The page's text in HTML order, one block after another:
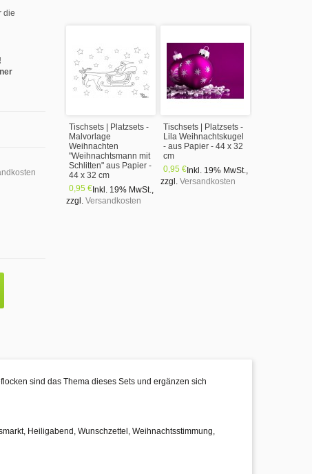
Tischsets | Platzsets -
Malvorlage
Weihnachten
"Weihnachtsmann mit
Schlitten" aus Papier -
44 x 32 cm
0,95 € Inkl. 19% MwSt.,
zzgl. Versandkosten
Tischsets | Platzsets -
Lila Weihnachtskugel
- aus Papier - 44 x 32
cm
0,95 € Inkl. 19% MwSt.,
zzgl. Versandkosten
die
sind das Thema dieses Sets und ergänzen sich
Heiligabend, Wunschzettel, Weihnachtsstimmung,